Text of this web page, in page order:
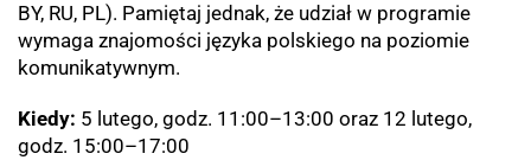
BY, RU, PL). Pamiętaj jednak, że udział w programie
wymaga znajomości języka polskiego na poziomie
komunikatywnym.
Kiedy: 5 lutego, godz. 11:00–13:00 oraz 12 lutego,
godz. 15:00–17:00